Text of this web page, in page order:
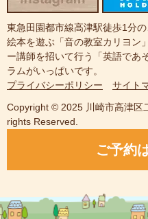
東急田園都市線高津駅徒歩1分の
絵本を遊ぶ「音の教室カリヨン
ー講師を招いて行う「英語であ
ラムがいっぱいです。
プライバシーポリシー
サイト
Copyright © 2025 川崎市高津区
rights Reserved.
ご予約